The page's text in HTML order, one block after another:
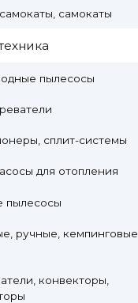
самокаты
пылесосы
сплит-системы
для отопления
ручные, кемпинговые
конвекторы,